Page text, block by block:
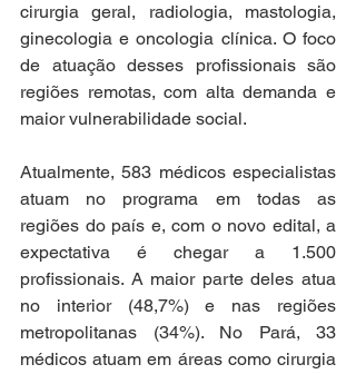
cirurgia geral, radiologia, mastologia,
ginecologia e oncologia clínica. O foco
de atuação desses profissionais são
regiões remotas, com alta demanda e
maior vulnerabilidade social.
Atualmente, 583 médicos especialistas
atuam no programa em todas as
regiões do país e, com o novo edital, a
expectativa é chegar a 1.500
profissionais. A maior parte deles atua
no interior (48,7%) e nas regiões
metropolitanas (34%). No Pará, 33
médicos atuam em áreas como cirurgia